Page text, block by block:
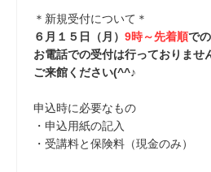
＊新規受付について＊
６月１５日（月） 9時～先着順で
お電話での受付は行っておりませ
ご来館ください(^^♪
申込時に必要なもの
・申込用紙の記入
・受講料と保険料（現金のみ）